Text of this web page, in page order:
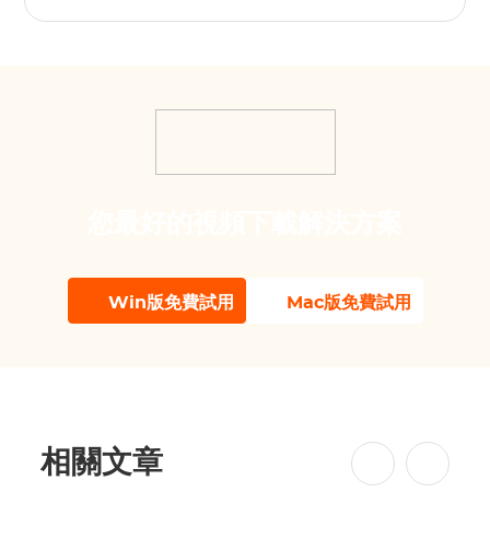
Win版免費試用 Mac版免費試用
相關文章